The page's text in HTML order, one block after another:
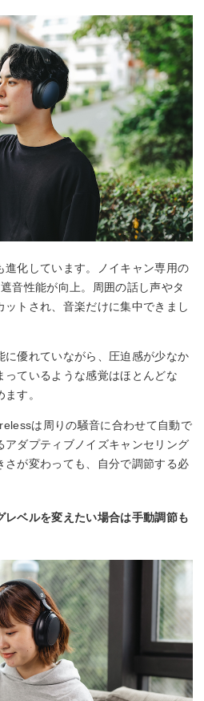
進化しています。ノイキャン専用の
音性能が向上。周囲の話し声やタ
トされ、音楽だけに集中できまし
に優れていながら、圧迫感が少なか
っているような感覚はほとんどな
す。
は周りの騒音に合わせて自動で
アダプティブノイズキャンセリング
さが変わっても、自分で調節する必
レベルを変えたい場合は手動調節も